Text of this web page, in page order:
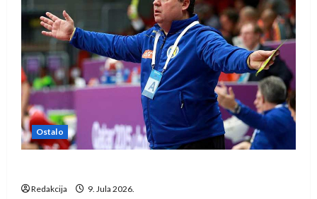
Ostalo
Redakcija 9. Jula 2026.